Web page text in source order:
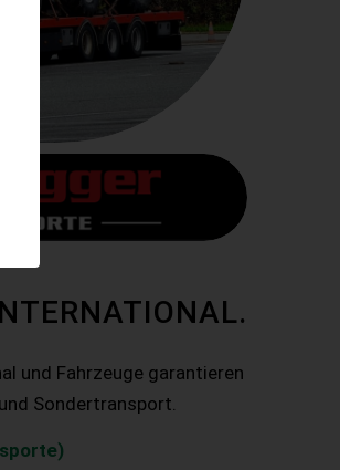
und Fahrzeuge garantieren
Sondertransport.